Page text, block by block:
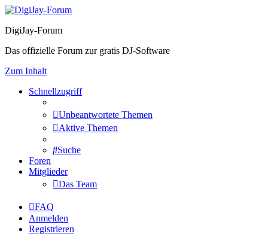
DigiJay-Forum
Das offizielle Forum zur gratis DJ-Software
Zum Inhalt
Schnellzugriff
Unbeantwortete Themen
Aktive Themen
Suche
Foren
Mitglieder
Das Team
FAQ
Anmelden
Registrieren